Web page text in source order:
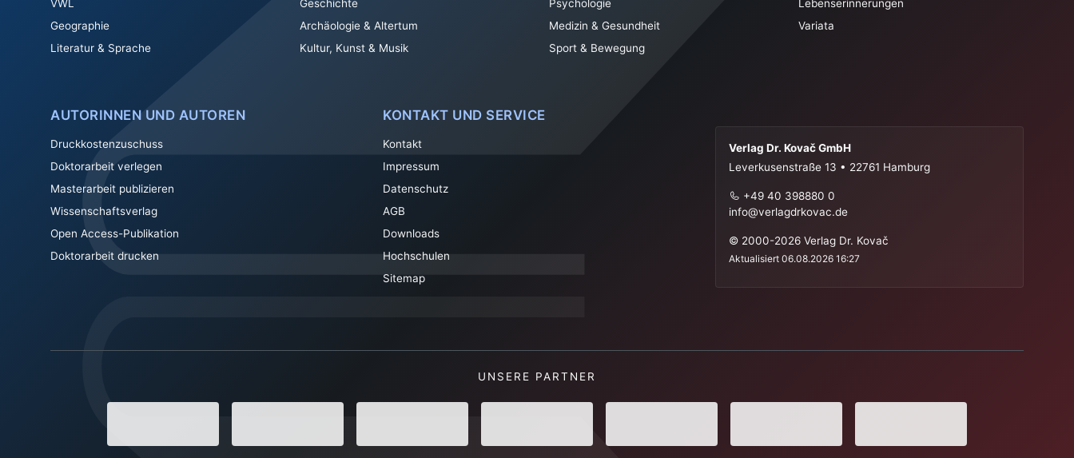
VWL
Geographie
Literatur & Sprache
Geschichte
Archäologie & Altertum
Kultur, Kunst & Musik
Psychologie
Medizin & Gesundheit
Sport & Bewegung
Lebenserinnerungen
Variata
AUTORINNEN UND AUTOREN
Druckkostenzuschuss
Doktorarbeit verlegen
Masterarbeit publizieren
Wissenschaftsverlag
Open Access-Publikation
Doktorarbeit drucken
KONTAKT UND SERVICE
Kontakt
Impressum
Datenschutz
AGB
Downloads
Hochschulen
Sitemap
Verlag Dr. Kovač GmbH
Leverkusenstraße 13 • 22761 Hamburg
+49 40 398880 0
info@verlagdrkovac.de
© 2000-2026 Verlag Dr. Kovač
Aktualisiert 06.08.2026 16:27
UNSERE PARTNER